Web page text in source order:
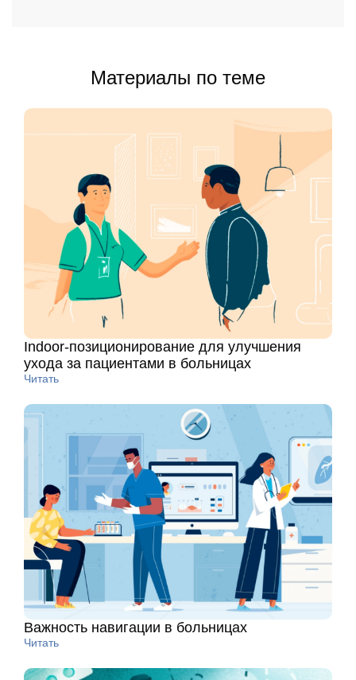
Материалы по теме
Indoor-позиционирование для улучшения
ухода за пациентами в больницах
Читать
Важность навигации в больницах
Читать